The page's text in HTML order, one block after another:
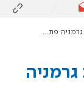
בחקירה